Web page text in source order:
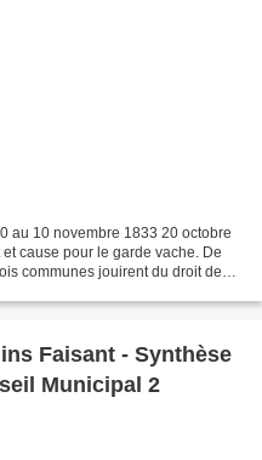
au 10 novembre 1833 20 octobre
cause pour le garde vache. De
communes jouirent du droit de
Faisant - Synthèse
Municipal 2